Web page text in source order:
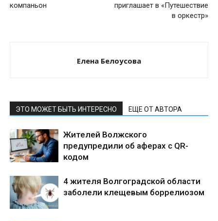
компаньон
приглашает в «Путешествие
в оркестр»
Елена Белоусова
ЭТО МОЖЕТ БЫТЬ ИНТЕРЕСНО ЕЩЕ ОТ АВТОРА
Жителей Волжского
предупредили об аферах с QR-
кодом
4 жителя Волгоградской области
заболели клещевым боррелиозом